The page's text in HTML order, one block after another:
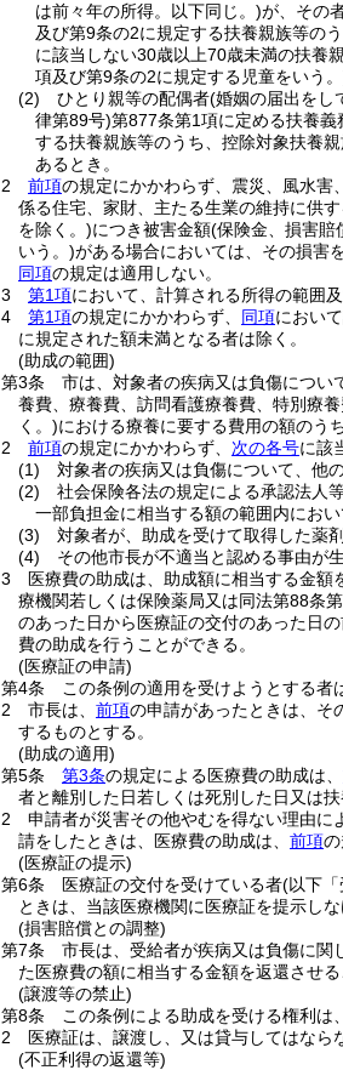
は前々年の所得。以下同じ。)が、その
及び第9条の2に規定する扶養親族等の
に該当しない30歳以上70歳未満の扶養
項及び第9条の2に規定する児童をいう
(2)
ひとり親等の配偶者(婚姻の届出をし
律第89号)第877条第1項に定める扶養
する扶養親族等のうち、控除対象扶養
あるとき。
2
前項の規定にかかわらず、震災、風水害
係る住宅、家財、主たる生業の維持に供
を除く。)につき被害金額(保険金、損害賠
いう。)がある場合においては、その損害
同項の規定は適用しない。
3
第1項において、計算される所得の範囲
4
第1項の規定にかかわらず、 同項におい
に規定された額未満となる者は除く。
(助成の範囲)
第3条
市は、対象者の疾病又は負傷につい
養費、療養費、訪問看護療養費、特別療
く。)における療養に要する費用の額のう
2
前項の規定にかかわらず、 次の各号に該
(1)
対象者の疾病又は負傷について、他
(2)
社会保険各法の規定による承認法人
一部負担金に相当する額の範囲内にお
(3)
対象者が、助成を受けて取得した薬
(4)
その他市長が不適当と認める事由が生
3
医療費の助成は、助成額に相当する金額
療機関若しくは保険薬局又は同法第88条
のあった日から医療証の交付のあった日
費の助成を行うことができる。
(医療証の申請)
第4条
この条例の適用を受けようとする者
2
市長は、 前項の申請があったときは、そ
するものとする。
(助成の適用)
第5条
第3条の規定による医療費の助成は、
者と離別した日若しくは死別した日又は
2
申請者が災害その他やむを得ない理由に
請をしたときは、医療費の助成は、 前項
(医療証の提示)
第6条
医療証の交付を受けている者(以下「
ときは、当該医療機関に医療証を提示しな
(損害賠償との調整)
第7条
市長は、受給者が疾病又は負傷に関
た医療費の額に相当する金額を返還させる
(譲渡等の禁止)
第8条
この条例による助成を受ける権利は
2
医療証は、譲渡し、又は貸与してはなら
(不正利得の返還等)